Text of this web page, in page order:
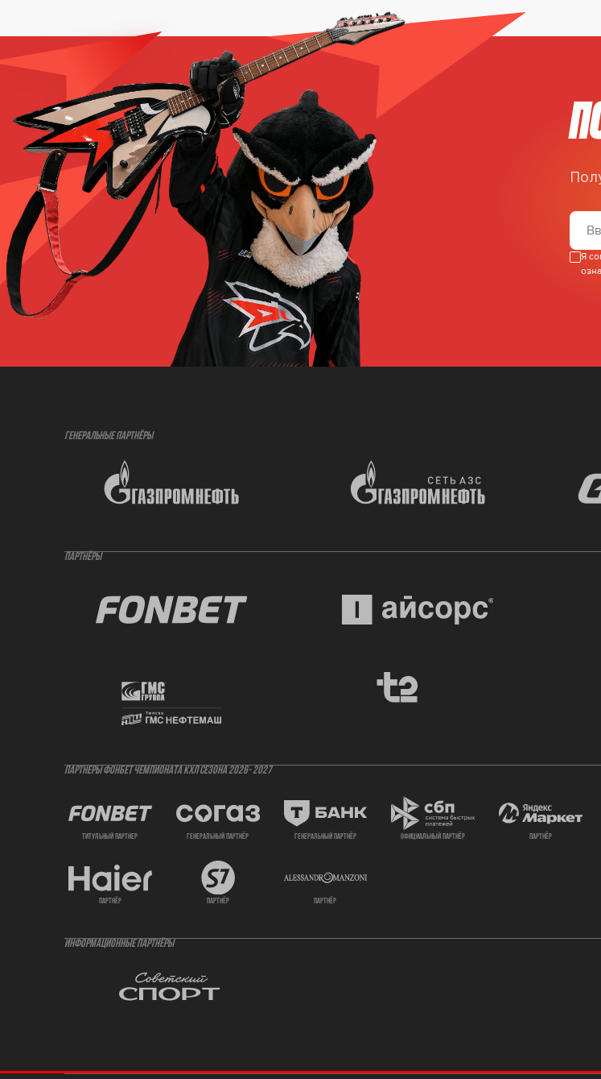
Я
ГЕНЕРАЛЬНЫЕ ПАРТНЁРЫ
ПАРТНЁРЫ
ПАРТНЕРЫ ФОНБЕТ ЧЕМПИОНАТА КХЛ СЕЗОНА 2026- 2027
титульный партнер генеральный партнёр генеральный партнёр официальный партнёр партнёр
партнёр партнёр партнёр
ИНФОРМАЦИОННЫЕ ПАРТНЁРЫ